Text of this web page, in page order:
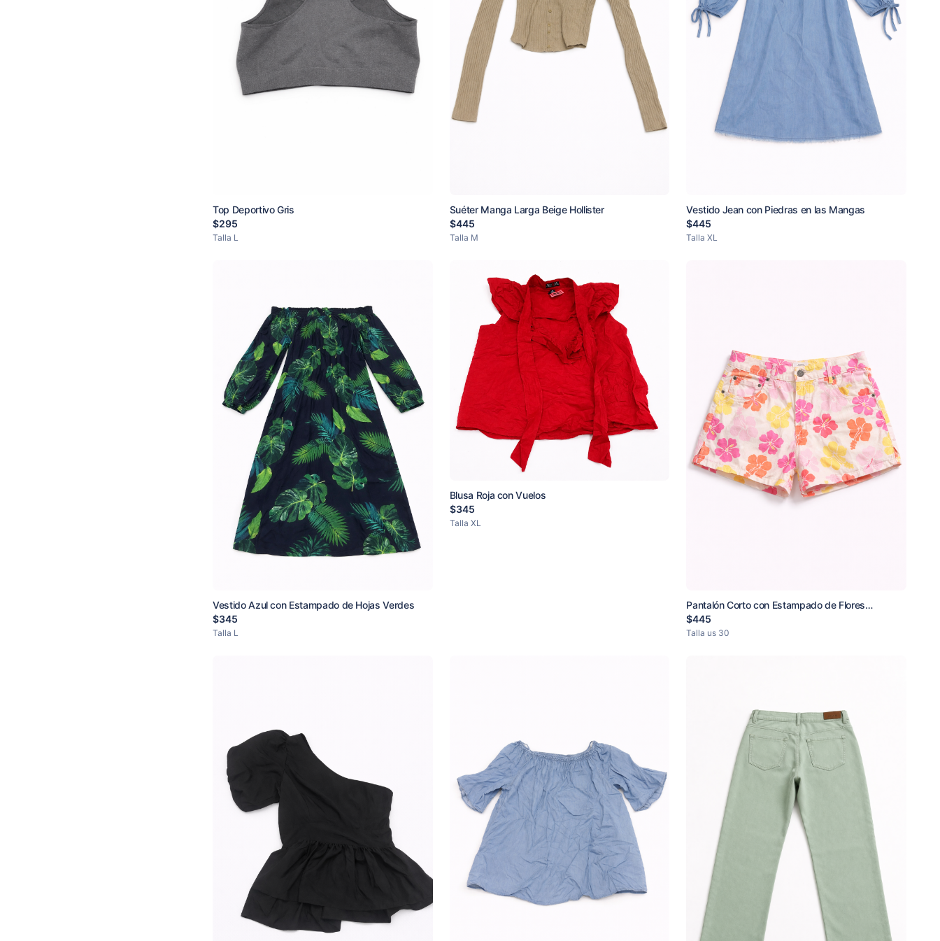
Top Deportivo Gris
$295
Talla L
Suéter Manga Larga Beige Hollister
$445
Talla M
Vestido Jean con Piedras en las Mangas
$445
TallaXL
Vestido Azul con Estampado de Hojas Verdes
$345
Talla L
Blusa Roja con Vuelos
$345
Talla XL
Pantalón Corto con Estampado de Flores
Rosadas y Amarillas Forever 21
$445
Talla us 30